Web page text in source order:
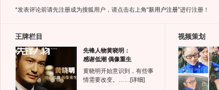
*发表评论前请先注册成为搜狐用户，请点击右上角“新用户注册”进行注册！
王牌栏目
先锋人物黄晓明：
感谢低潮 偶像重生
黄晓明开始意识到，有些事
情需要改变。…… [详细]
视频策划